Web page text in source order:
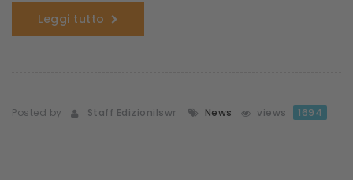
Leggi tutto
Posted by Staff Edizionilswr News views 1694